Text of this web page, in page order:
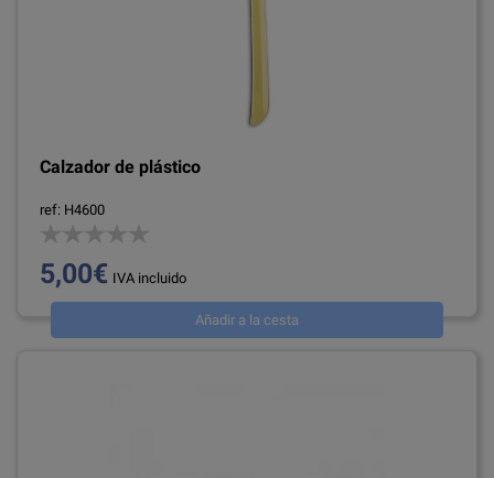
Calzador de plástico
ref: H4600
5,00€ IVA incluido
Añadir a la cesta